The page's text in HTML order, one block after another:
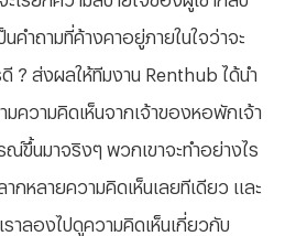
นคำถามที่ค้างคาอยู่ภายในใจว่าจะ
? ส่งผลให้ทีมงาน Renthub ได้นำ
มความคิดเห็นจากเจ้าของหอพักเจ้า
ณ์ขึ้นมาจริงๆ พวกเขาจะทำอย่างไร
กหลายความคิดเห็นเลยทีเดียว และ
ราลองไปดูความคิดเห็นเกี่ยวกับ